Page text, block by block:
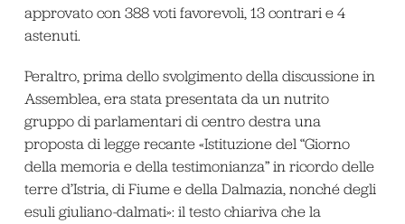
approvato con 388 voti favorevoli, 13 contrari e 4
astenuti.
Peraltro, prima dello svolgimento della discussione in
Assemblea, era stata presentata da un nutrito
gruppo di parlamentari di centro destra una
proposta di legge recante «Istituzione del “Giorno
della memoria e della testimonianza” in ricordo delle
terre d’Istria, di Fiume e della Dalmazia, nonché degli
esuli giuliano-dalmati»: il testo chiariva che la